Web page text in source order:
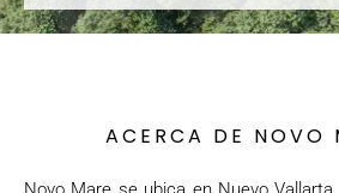
ACERCA DE NOVO